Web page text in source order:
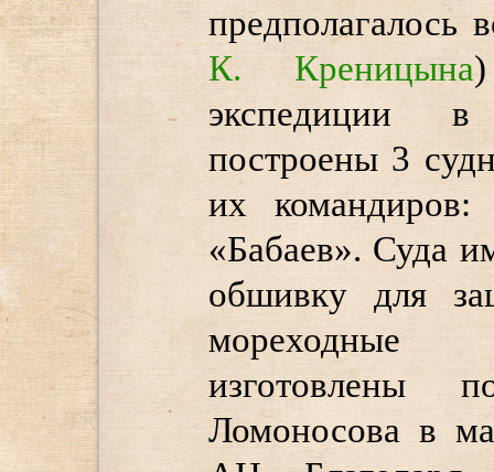
предполагалось
К. Креницына
экспедиции
построены 3
их
«Бабаев». Суда
обшивку для
мореходные
Ломоносова в